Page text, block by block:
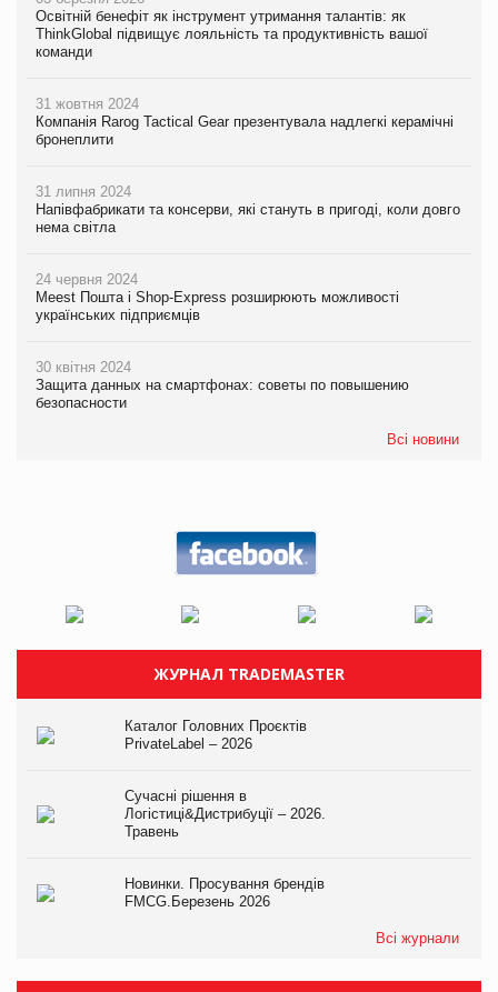
Освітній бенефіт як інструмент утримання талантів: як
ThinkGlobal підвищує лояльність та продуктивність вашої
команди
31 жовтня 2024
Компанія Rarog Tactical Gear презентувала надлегкі керамічні
бронеплити
31 липня 2024
Напівфабрикати та консерви, які стануть в пригоді, коли довго
нема світла
24 червня 2024
Meest Пошта і Shop-Express розширюють можливості
українських підприємців
30 квітня 2024
Защита данных на смартфонах: советы по повышению
безопасности
Всі новини
ЖУРНАЛ TRADEMASTER
Каталог Головних Проєктів
PrivateLabel – 2026
Сучасні рішення в
Логістиці&Дистрибуції – 2026.
Травень
Новинки. Просування брендів
FMCG.Березень 2026
Всі журнали